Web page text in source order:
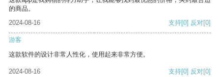
的商品。
2024-08-16
支持[0] 反对[0]
游客
这款软件的设计非常人性化，使用起来非常方便。
2024-08-16 支持[0] 反对[0]